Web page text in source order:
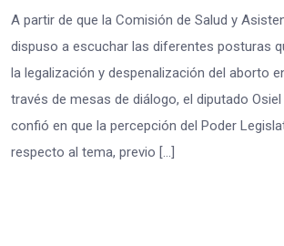
A partir de que la Comisión de Salud y
dispuso a escuchar las diferentes posturas
la legalización y despenalización del aborto
través de mesas de diálogo, el diputado Osiel
confió en que la percepción del Poder
respecto al tema, previo […]